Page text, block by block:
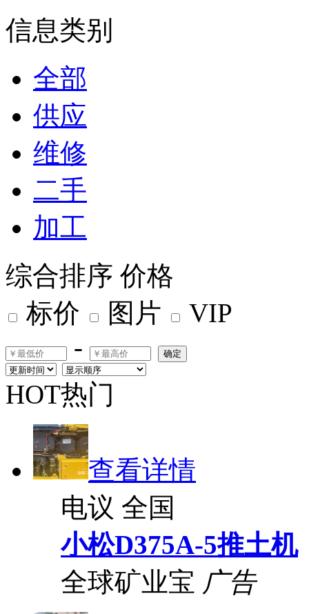
信息类别
全部
供应
维修
二手
加工
综合排序 价格
标价
图片
VIP
-
确定
HOT热门
查看详情
电议 全国
小松D375A-5推土机
全球矿业宝 广告